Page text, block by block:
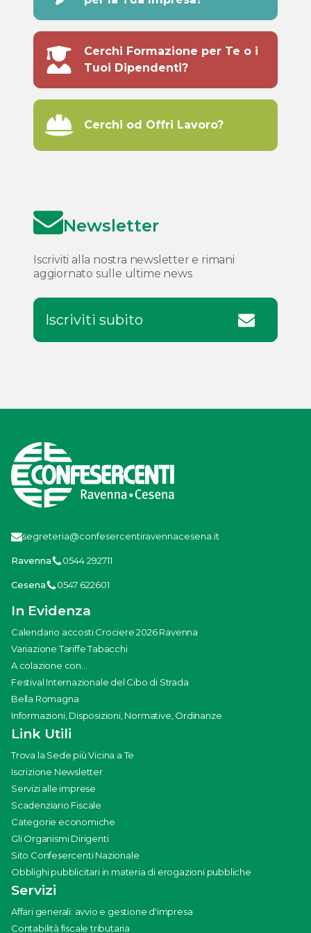
Cerchi Formazione per Te o i
Tuoi Dipendenti?
Cerchi od Offri Lavoro?
Newsletter
Iscriviti alla nostra newsletter e rimani
aggiornato sulle ultime news
Iscriviti subito
segreteria@confesercentiravennacesena.it
Ravenna 0544 292711
Cesena 0547 622601
In Evidenza
Calendario accosti Crociere 2026 Ravenna
Variazione Tariffe Tabacchi
A colazione con...
Festival Internazionale del Cibo di Strada
Bella Romagna
Informazioni, Disposizioni, Normative, Ordinanze
Link Utili
Trova la Sede più Vicina a Te
Iscrizione Newsletter
Servizi alle imprese
Scadenziario Fiscale
Categorie economiche
Gli Organismi Dirigenti
Sito Confesercenti Nazionale
Obblighi pubblicitari in materia di erogazioni pubbliche
Servizi
Affari generali: avvio e gestione d'impresa
Contabilità fiscale tributaria